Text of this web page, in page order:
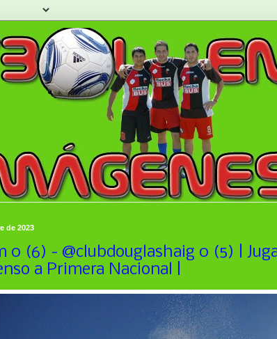
de 2023
0 (6) - @clubdouglashaig 0 (5) |
a Primera Nacional |